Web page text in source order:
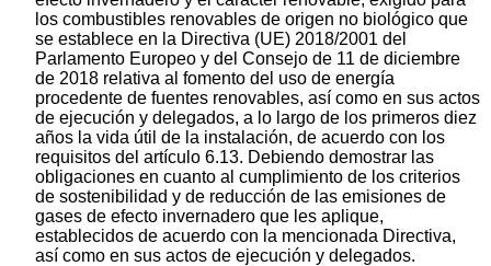
los combustibles renovables de origen no biológico que
se establece en la Directiva (UE) 2018/2001 del
Parlamento Europeo y del Consejo de 11 de diciembre
de 2018 relativa al fomento del uso de energía
procedente de fuentes renovables, así como en sus actos
de ejecución y delegados, a lo largo de los primeros diez
años la vida útil de la instalación, de acuerdo con los
requisitos del artículo 6.13. Debiendo demostrar las
obligaciones en cuanto al cumplimiento de los criterios
de sostenibilidad y de reducción de las emisiones de
gases de efecto invernadero que les aplique,
establecidos de acuerdo con la mencionada Directiva,
así como en sus actos de ejecución y delegados.